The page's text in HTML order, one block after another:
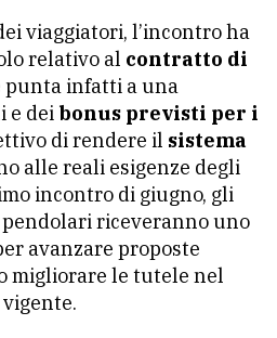
viaggiatori, l’incontro ha
relativo al contratto di
punta infatti a una
e dei bonus previsti per i
di rendere il sistema
alle reali esigenze degli
incontro di giugno, gli
riceveranno uno
avanzare proposte
migliorare le tutele nel